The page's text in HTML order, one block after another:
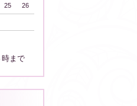
25 26
業★
まで